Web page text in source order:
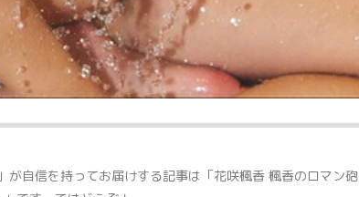
」が自信を持ってお届けする記事は「花咲楓香 楓香のロマン砲